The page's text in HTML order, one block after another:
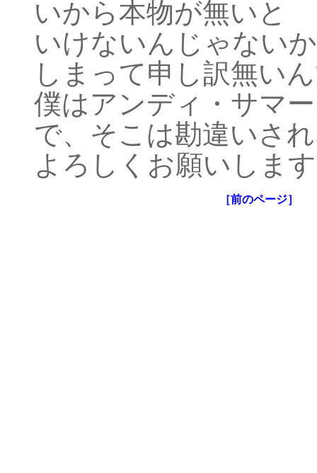
いから本物が無いと
いけないんじゃない
しまって申し訳無い
僕はアンディ・サマ
で、そこは勘違いさ
よろしくお願いしま
［前のページ］